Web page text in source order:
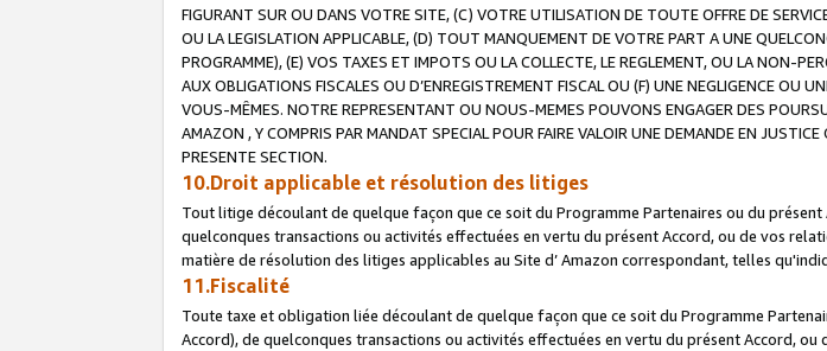
FIGURANT SUR OU DANS VOTRE SITE, (C) VOTRE UTILISATION DE TOUTE OFFRE DE
OU LA LEGISLATION APPLICABLE, (D) TOUT MANQUEMENT DE VOTRE PART A UNE
PROGRAMME), (E) VOS TAXES ET IMPOTS OU LA COLLECTE, LE REGLEMENT, OU LA NON-
AUX OBLIGATIONS FISCALES OU D’ENREGISTREMENT FISCAL OU (F) UNE NEGLIGENCE
VOUS-MÊMES. NOTRE REPRESENTANT OU NOUS-MEMES POUVONS ENGAGER DES
AMAZON , Y COMPRIS PAR MANDAT SPECIAL POUR FAIRE VALOIR UNE DEMANDE EN
PRESENTE SECTION.
10.Droit applicable et résolution des litiges
Tout litige découlant de quelque façon que ce soit du Programme Partenaires ou du
quelconques transactions ou activités effectuées en vertu du présent Accord, ou de vos
matière de résolution des litiges applicables au Site d’ Amazon correspondant, telles
11.Fiscalité
Toute taxe et obligation liée découlant de quelque façon que ce soit du Programme
Accord), de quelconques transactions ou activités effectuées en vertu du présent Accord,